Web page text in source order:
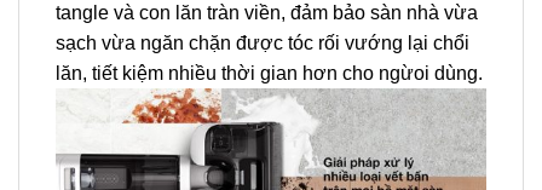
tangle và con lăn tràn viền, đảm bảo sàn nhà vừa
sạch vừa ngăn chặn được tóc rối vướng lại chổi
lăn, tiết kiệm nhiều thời gian hơn cho ngừoi dùng.